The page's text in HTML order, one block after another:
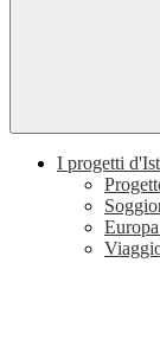
I progetti